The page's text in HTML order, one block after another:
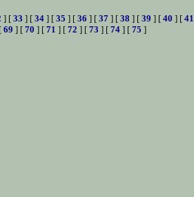
] [ 33 ] [ 34 ] [ 35 ] [ 36 ] [ 37 ] [ 38 ] [ 39 ] [ 40 ] [ 41
69 ] [ 70 ] [ 71 ] [ 72 ] [ 73 ] [ 74] [ 75 ]